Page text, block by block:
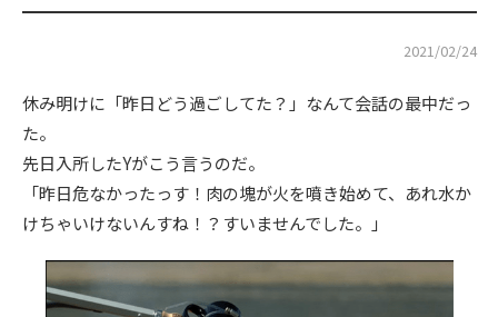
2021/02/24
休み明けに「昨日どう過ごしてた？」なんて会話の最中だっ
た。
先日入所したYがこう言うのだ。
「昨日危なかったっす！肉の塊が火を噴き始めて、あれ水か
けちゃいけないんすね！？すいませんでした。」